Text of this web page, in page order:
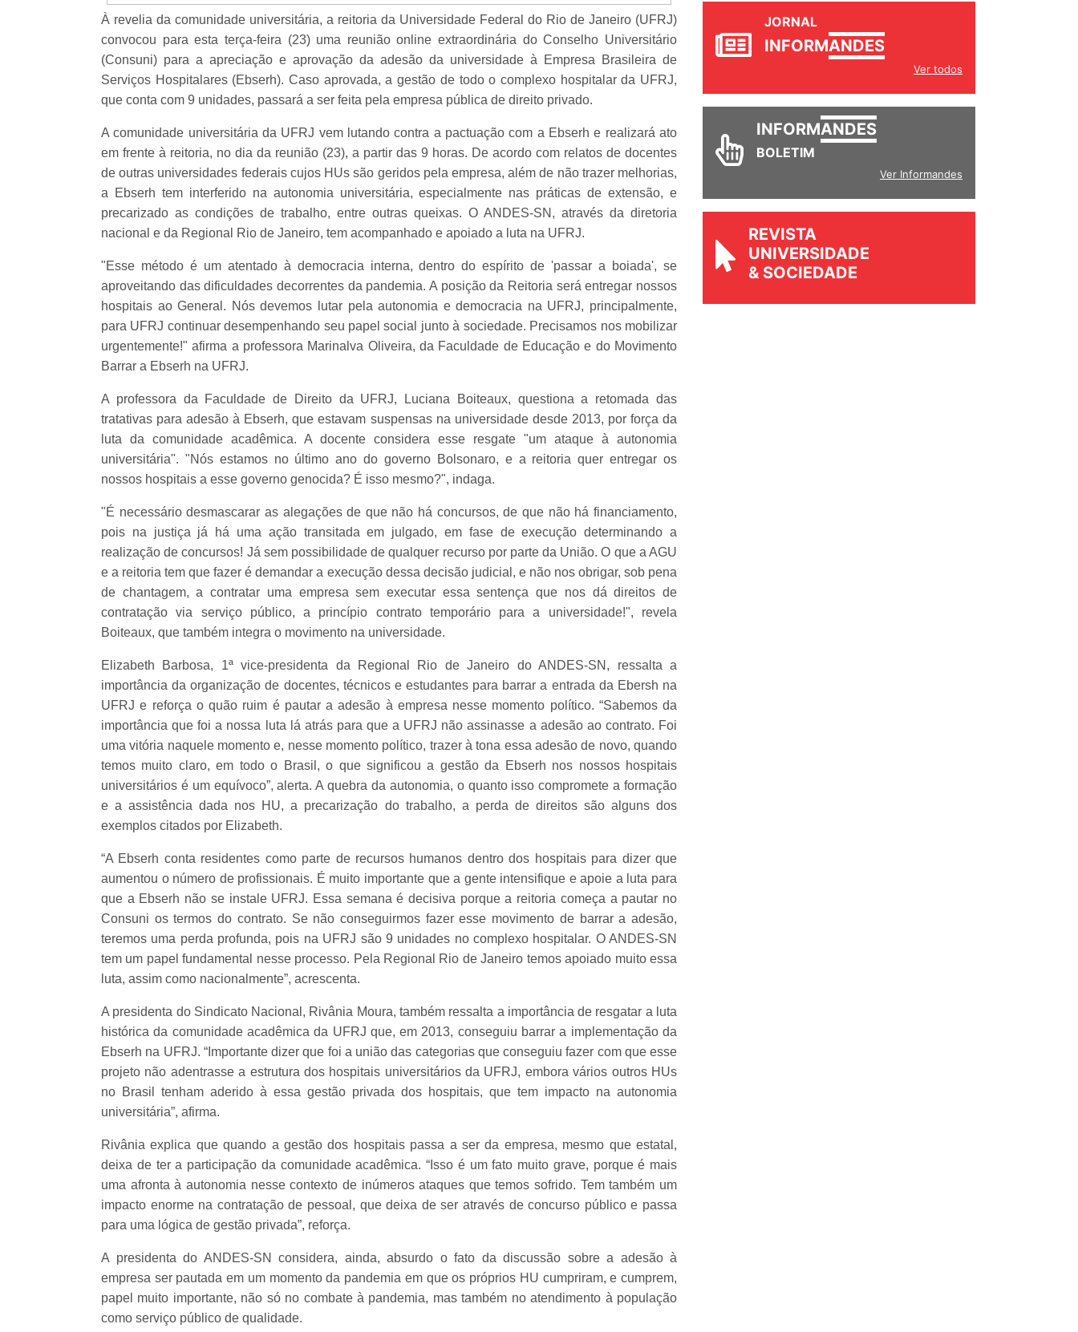
À revelia da comunidade universitária, a reitoria da Universidade Federal do Rio de Janeiro (UFRJ)
convocou para esta terça-feira (23) uma reunião online extraordinária do Conselho Universitário
(Consuni) para a apreciação e aprovação da adesão da universidade à Empresa Brasileira de
Serviços Hospitalares (Ebserh). Caso aprovada, a gestão de todo o complexo hospitalar da UFRJ,
que conta com 9 unidades, passará a ser feita pela empresa pública de direito privado.
A comunidade universitária da UFRJ vem lutando contra a pactuação com a Ebserh e realizará ato
em frente à reitoria, no dia da reunião (23), a partir das 9 horas. De acordo com relatos de docentes
de outras universidades federais cujos HUs são geridos pela empresa, além de não trazer melhorias,
a Ebserh tem interferido na autonomia universitária, especialmente nas práticas de extensão, e
precarizado as condições de trabalho, entre outras queixas. O ANDES-SN, através da diretoria
nacional e da Regional Rio de Janeiro, tem acompanhado e apoiado a luta na UFRJ.
"Esse método é um atentado à democracia interna, dentro do espírito de 'passar a boiada', se
aproveitando das dificuldades decorrentes da pandemia. A posição da Reitoria será entregar nossos
hospitais ao General. Nós devemos lutar pela autonomia e democracia na UFRJ, principalmente,
para UFRJ continuar desempenhando seu papel social junto à sociedade. Precisamos nos mobilizar
urgentemente!" afirma a professora Marinalva Oliveira, da Faculdade de Educação e do Movimento
Barrar a Ebserh na UFRJ.
A professora da Faculdade de Direito da UFRJ, Luciana Boiteaux, questiona a retomada das
tratativas para adesão à Ebserh, que estavam suspensas na universidade desde 2013, por força da
luta da comunidade acadêmica. A docente considera esse resgate "um ataque à autonomia
universitária". "Nós estamos no último ano do governo Bolsonaro, e a reitoria quer entregar os
nossos hospitais a esse governo genocida? É isso mesmo?", indaga.
"É necessário desmascarar as alegações de que não há concursos, de que não há financiamento,
pois na justiça já há uma ação transitada em julgado, em fase de execução determinando a
realização de concursos! Já sem possibilidade de qualquer recurso por parte da União. O que a AGU
e a reitoria tem que fazer é demandar a execução dessa decisão judicial, e não nos obrigar, sob pena
de chantagem, a contratar uma empresa sem executar essa sentença que nos dá direitos de
contratação via serviço público, a princípio contrato temporário para a universidade!", revela
Boiteaux, que também integra o movimento na universidade.
Elizabeth Barbosa, 1ª vice-presidenta da Regional Rio de Janeiro do ANDES-SN, ressalta a
importância da organização de docentes, técnicos e estudantes para barrar a entrada da Ebersh na
UFRJ e reforça o quão ruim é pautar a adesão à empresa nesse momento político. “Sabemos da
importância que foi a nossa luta lá atrás para que a UFRJ não assinasse a adesão ao contrato. Foi
uma vitória naquele momento e, nesse momento político, trazer à tona essa adesão de novo, quando
temos muito claro, em todo o Brasil, o que significou a gestão da Ebserh nos nossos hospitais
universitários é um equívoco”, alerta. A quebra da autonomia, o quanto isso compromete a formação
e a assistência dada nos HU, a precarização do trabalho, a perda de direitos são alguns dos
exemplos citados por Elizabeth.
“A Ebserh conta residentes como parte de recursos humanos dentro dos hospitais para dizer que
aumentou o número de profissionais. É muito importante que a gente intensifique e apoie a luta para
que a Ebserh não se instale UFRJ. Essa semana é decisiva porque a reitoria começa a pautar no
Consuni os termos do contrato. Se não conseguirmos fazer esse movimento de barrar a adesão,
teremos uma perda profunda, pois na UFRJ são 9 unidades no complexo hospitalar. O ANDES-SN
tem um papel fundamental nesse processo. Pela Regional Rio de Janeiro temos apoiado muito essa
luta, assim como nacionalmente”, acrescenta.
A presidenta do Sindicato Nacional, Rivânia Moura, também ressalta a importância de resgatar a luta
histórica da comunidade acadêmica da UFRJ que, em 2013, conseguiu barrar a implementação da
Ebserh na UFRJ. “Importante dizer que foi a união das categorias que conseguiu fazer com que esse
projeto não adentrasse a estrutura dos hospitais universitários da UFRJ, embora vários outros HUs
no Brasil tenham aderido à essa gestão privada dos hospitais, que tem impacto na autonomia
universitária”, afirma.
Rivânia explica que quando a gestão dos hospitais passa a ser da empresa, mesmo que estatal,
deixa de ter a participação da comunidade acadêmica. “Isso é um fato muito grave, porque é mais
uma afronta à autonomia nesse contexto de inúmeros ataques que temos sofrido. Tem também um
impacto enorme na contratação de pessoal, que deixa de ser através de concurso público e passa
para uma lógica de gestão privada”, reforça.
A presidenta do ANDES-SN considera, ainda, absurdo o fato da discussão sobre a adesão à
empresa ser pautada em um momento da pandemia em que os próprios HU cumpriram, e cumprem,
papel muito importante, não só no combate à pandemia, mas também no atendimento à população
como serviço público de qualidade.
JORNAL
Ver todos
INFORM
Ver Informandes
REVISTA
UNIVERSIDADE